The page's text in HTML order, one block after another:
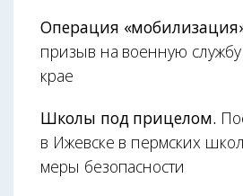
Операция
призыв на военную
крае
Школы под прицелом.
в Ижевске в пермских
меры безопасности